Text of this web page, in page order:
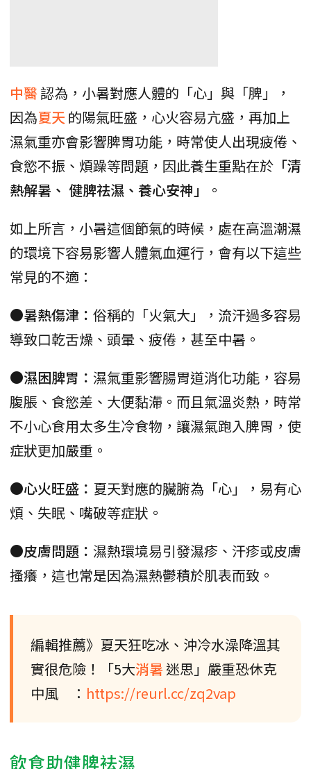
中醫認為，小暑對應人體的「心」與「脾」，
因為夏天 的陽氣旺盛，心火容易亢盛，再加上
濕氣重亦會影響脾胃功能，時常使人出現疲倦、
食慾不振、煩躁等問題，因此養生重點在於 「清
熱解暑、 健脾祛濕、養心安神」
。
如上所言，小暑這個節氣的時候，處在高溫潮濕
的環境下容易影響人體氣血運行，會有以下這些
常見的不適：
●暑熱傷津： 俗稱的「火氣大」，流汗過多容易
導致口乾舌燥、頭暈、疲倦，甚至中暑。
●濕困脾胃： 濕氣重影響腸胃道消化功能，容易
腹脹、食慾差、大便黏滯。而且氣溫炎熱，時常
不小心食用太多生冷食物，讓濕氣跑入脾胃，使
症狀更加嚴重。
●心火旺盛： 夏天對應的臟腑為「心」，易有心
煩、失眠、嘴破等症狀。
●皮膚問題： 濕熱環境易引發濕疹、汗疹或皮膚
搔癢，這也常是因為濕熱鬱積於肌表而致。
編輯推薦》夏天狂吃冰、沖冷水澡降溫其
實很危險！「5大消暑 迷思」嚴重恐休克
中風 ： https://reurl.cc/zq2vap
飲食助健脾袪濕